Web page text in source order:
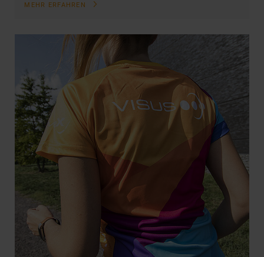
MEHR ERFAHREN